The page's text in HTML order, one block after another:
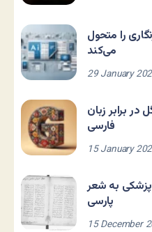
را متحول
می‌کند
29 January
برابر زبان
فارسی
15 January
به شعر
پارسی
15 December